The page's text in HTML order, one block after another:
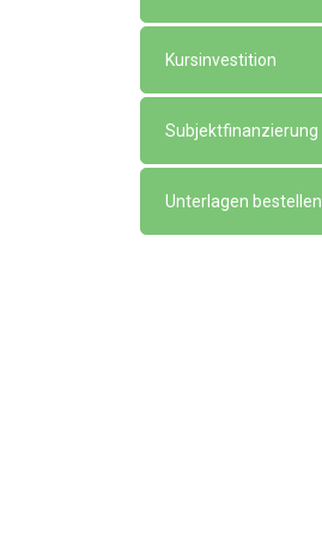
Kursinvestition
Subjektfinanzierung
Unterlagen bestellen